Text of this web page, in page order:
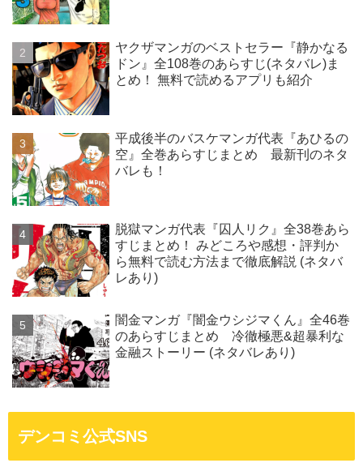
ヤクザマンガのベストセラー『静かなる
ドン』全108巻のあらすじ(ネタバレ)ま
とめ！ 無料で読めるアプリも紹介
平成後半のバスケマンガ代表『あひるの
空』全巻あらすじまとめ 最新刊のネタ
バレも！
脱獄マンガ代表『囚人リク』全38巻あら
すじまとめ！ みどころや感想・評判か
ら無料で読む方法まで徹底解説 (ネタバ
レあり)
闇金マンガ『闇金ウシジマくん』全46巻
のあらすじまとめ 冷徹極悪&超暴利な
金融ストーリー (ネタバレあり)
デンコミ公式SNS